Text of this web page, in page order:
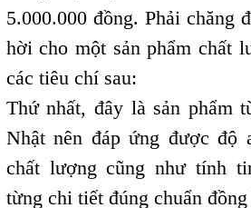
5.000.000 đồng. Phải chăng
hời cho một sản phẩm chất
các tiêu chí sau:
Thứ nhất, đây là sản phẩm
Nhật nên đáp ứng được độ
chất lượng cũng như tính
từng chi tiết đúng chuẩn